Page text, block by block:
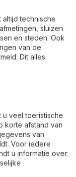
technische
sluizen
en steden. Ook
van de
Dit alles
veel toeristische
korte afstand van
van
Voor iedere
u informatie over: